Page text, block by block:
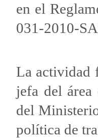
en el
031-2010-
La actividad
jefa del área
del
política de